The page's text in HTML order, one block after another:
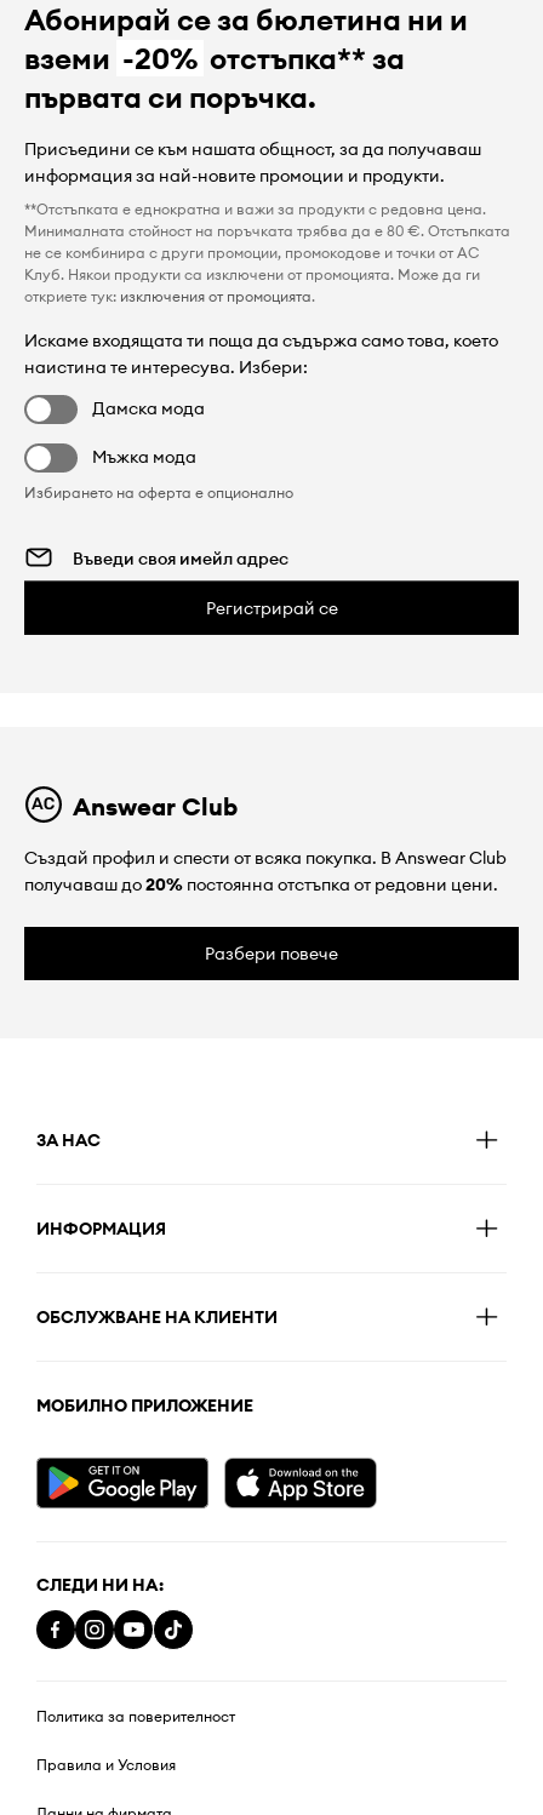
Абонирай се за бюлетина ни и
вземи -20% отстъпка** за
първата си поръчка.
Присъедини се към нашата общност, за да получаваш
информация за най-новите промоции и продукти.
**Отстъпката е еднократна и важи за продукти с редовна цена.
Минималната стойност на поръчката трябва да е 80 €. Отстъпката
не се комбинира с други промоции, промокодове и точки от AC
Клуб. Някои продукти са изключени от промоцията. Може да ги
откриете тук: изключения от промоцията.
Искаме входящата ти поща да съдържа само това, което
наистина те интересува. Избери:
Дамска мода
Мъжка мода
Избирането на оферта е опционално
Регистрирай се
Answear Club
Създай профил и спести от всяка покупка. В Answear Club
получаваш до20% постоянна отстъпка от редовни цени.
Разбери повече
ЗА НАС
ИНФОРМАЦИЯ
ОБСЛУЖВАНЕ НА КЛИЕНТИ
МОБИЛНО ПРИЛОЖЕНИЕ
СЛЕДИ НИ НА:
Политика за поверителност
Правила и Условия